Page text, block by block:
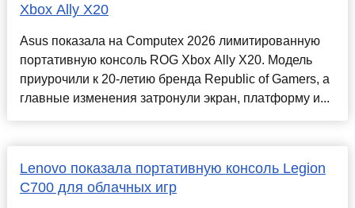
Xbox Ally X20
Asus показала на Computex 2026 лимитированную
портативную консоль ROG Xbox Ally X20. Модель
приурочили к 20-летию бренда Republic of Gamers, а
главные изменения затронули экран, платформу и...
Lenovo показала портативную консоль Legion
C700 для облачных игр